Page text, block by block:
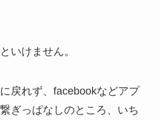
いけません。
戻れず、facebookなどアプ
ぎっぱなしのところ、いち